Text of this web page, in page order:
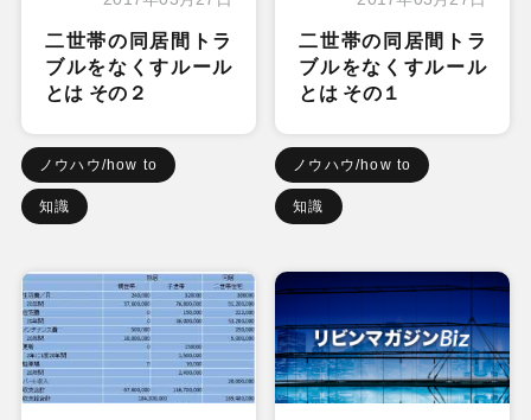
二世帯の同居間トラ
ブルをなくすルール
とは その２
ノウハウ/how to
知識
二世帯の同居間トラ
ブルをなくすルール
とは その１
ノウハウ/how to
知識